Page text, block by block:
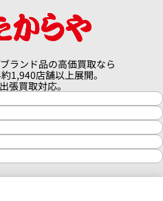
ランド品の高価買取なら
1,940店舗以上展開。
張買取対応。
覧